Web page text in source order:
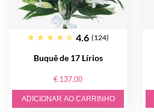
4.6 (124)
Buquê de 17 Lírios
€ 137.00
ADICIONAR AO CARRINHO